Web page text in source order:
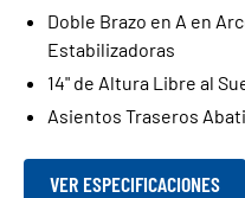
Doble Brazo en A en
Estabilizadoras
14" de Altura Libre al
Asientos Traseros
VER ESPECIFICACIONES